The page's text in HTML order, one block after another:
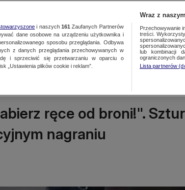
Regionalne Więcej
ręce od broni!".
nagraniu
i naszych 161 Zaufanych Partnerów
dane osobowe na urządzeniu użytkownika i
sposobu przeglądania. Odbywa
z danych przeglądania przechowywanych w
i sprzeciwić się przetwarzaniu w oparciu o
„Ustawienia plików cookie i reklam”.
Wraz z
Przechowywanie
treści.
lub kombinacji
ograniczonych
Lista partnerów